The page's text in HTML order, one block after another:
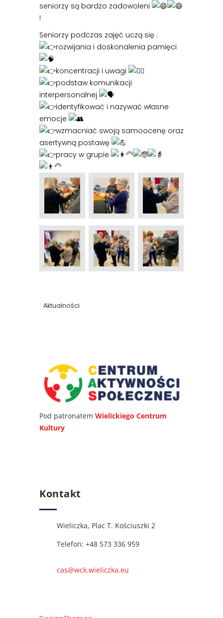
seniorzy są bardzo zadowoleni
!
Seniorzy podczas zajęć uczą się :
rozwijania i doskonalenia pamięci
koncentracji i uwagi
podstaw komunikacji
interpersonalnej
identyfikować i nazywać własne
emocje
wzmacniać swoją samoocenę oraz
asertywną postawę
pracy w grupie
Aktualności
Pod patronatem Wielickiego Centrum
Kultury
Kontakt
Wieliczka, Plac T. Kościuszki 2
Telefon: +48 573 336 959
cas@wck.wieliczka.eu